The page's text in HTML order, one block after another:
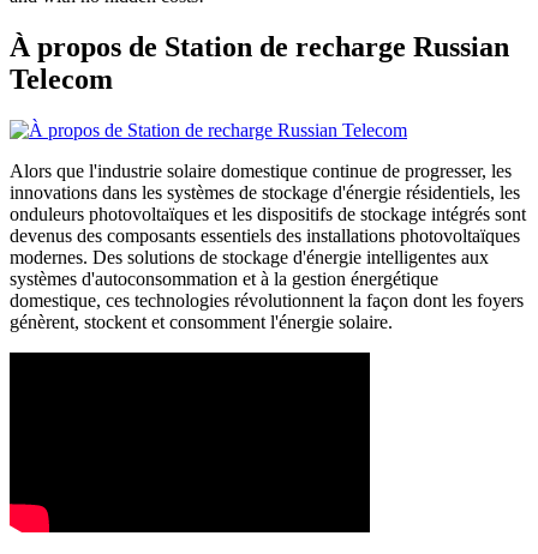
À propos de Station de recharge Russian
Telecom
Alors que l'industrie solaire domestique continue de progresser, les
innovations dans les systèmes de stockage d'énergie résidentiels, les
onduleurs photovoltaïques et les dispositifs de stockage intégrés sont
devenus des composants essentiels des installations photovoltaïques
modernes. Des solutions de stockage d'énergie intelligentes aux
systèmes d'autoconsommation et à la gestion énergétique
domestique, ces technologies révolutionnent la façon dont les foyers
génèrent, stockent et consomment l'énergie solaire.